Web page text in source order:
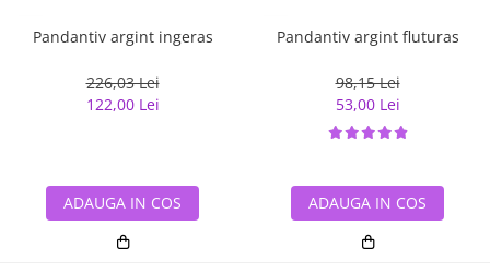
Pandantiv argint ingeras
226,03 Lei
122,00 Lei
ADAUGA IN COS
Pandantiv argint fluturas
98,15 Lei
53,00 Lei
ADAUGA IN COS